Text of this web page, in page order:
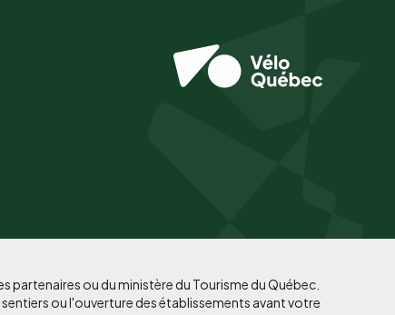
ou du ministère du Tourisme du Québec.
ou l'ouverture des établissements avant votre